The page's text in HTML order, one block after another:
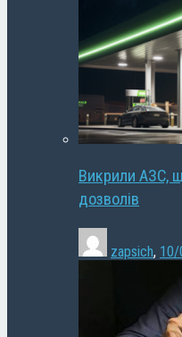
Викрили АЗС,
дозволів
zapsich, 10/